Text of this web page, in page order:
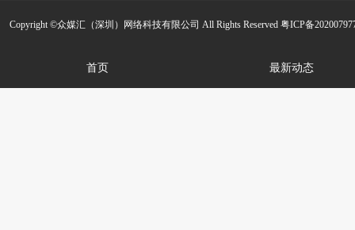
Copyright ©众媒汇（深圳）网络科技有限公司 All Rights Reserved 粤ICP备
首页 最新动态